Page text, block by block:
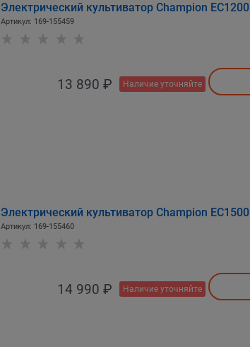
Электрический культиватор Champion EC1200
Артикул: 169-155459
13 890 ₽ Наличие уточняйте
Электрический культиватор Champion EC1500
Артикул: 169-155460
14 990 ₽ Наличие уточняйте